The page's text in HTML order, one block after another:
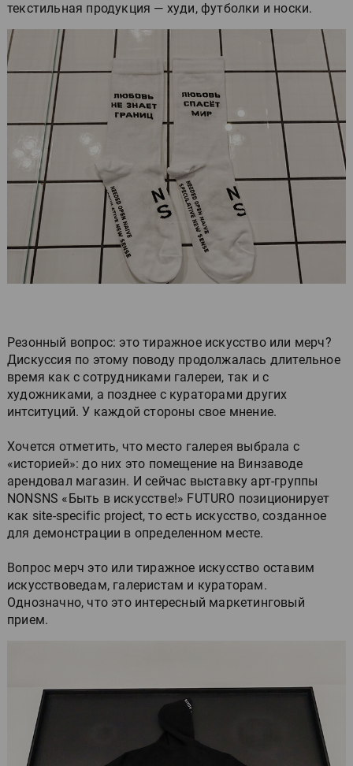
текстильная продукция — худи, футболки и носки.
Резонный вопрос: это тиражное искусство или мерч?
Дискуссия по этому поводу продолжалась длительное
время как с сотрудниками галереи, так и с
художниками, а позднее с кураторами других
интситуций. У каждой стороны свое мнение.
Хочется отметить, что место галерея выбрала с
«историей»: до них это помещение на Винзаводе
арендовал магазин. И сейчас выставку арт-группы
NONSNS «Быть в искусстве!» FUTURO позиционирует
как site-specific project, то есть искусство, созданное
для демонстрации в определенном месте.
Вопрос мерч это или тиражное искусство оставим
искусствоведам, галеристам и кураторам.
Однозначно, что это интересный маркетинговый
прием.